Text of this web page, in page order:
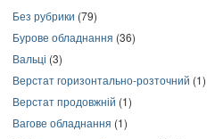
Без рубрики (79)
Бурове обладнання (36)
Вальці (3)
Верстат горизонтально-розточний (1)
Верстат продовжній (1)
Вагове обладнання (1)